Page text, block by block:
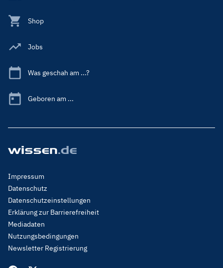
Shop
Jobs
Was geschah am ...?
Geboren am ...
Footer
Menu
Legal
Impressum
Datenschutz
Datenschutzeinstellungen
Erklärung zur Barrierefreiheit
Mediadaten
Nutzungsbedingungen
Newsletter Registrierung